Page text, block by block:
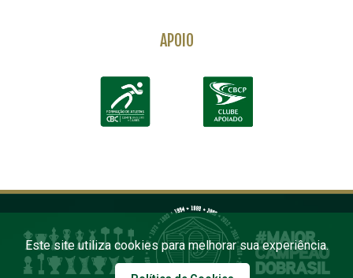
APOIO
Este site utiliza cookies para melhorar sua experiência.